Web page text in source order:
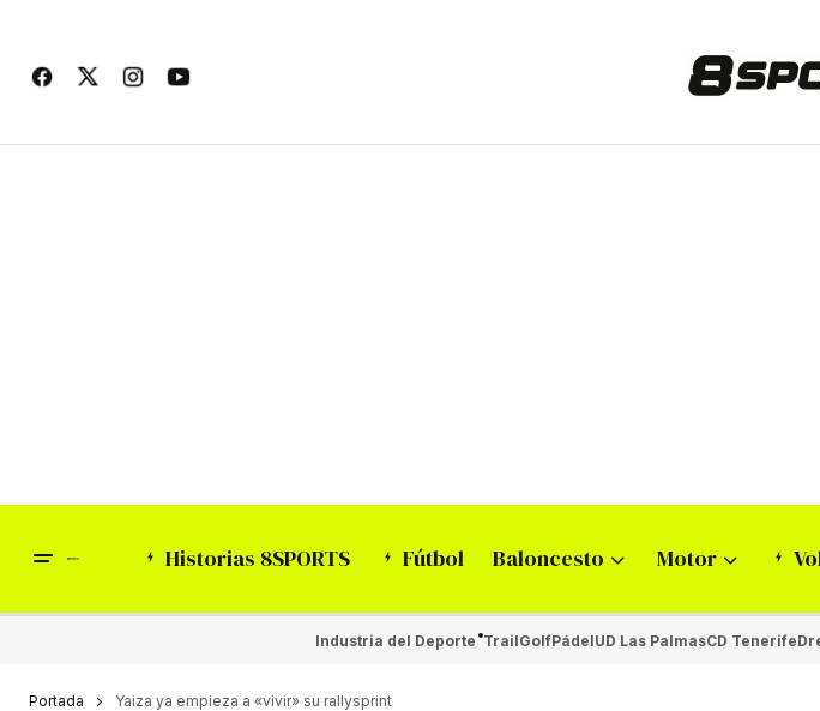
Historias 8SPORTS Fútbol Baloncesto Motor
Industria del Deporte TrailGolfPádelUD Las PalmasCD Tenerife
Portada Yaiza ya empieza a «vivir» su rallysprint